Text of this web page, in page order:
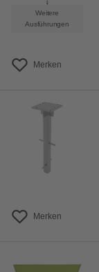
Weitere
Ausführungen
Merken
Merken